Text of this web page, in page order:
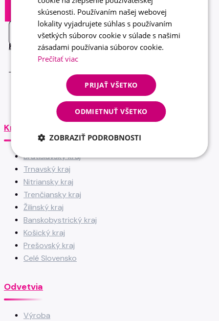
Kontakt
Od založenia v roku 1996 pomáhame spájať tých
správnych ľudí so správnymi firmami.
Kraje
Bratislavský kraj
Trnavský kraj
Nitriansky kraj
Trenčiansky kraj
Žilinský kraj
Banskobystrický kraj
Košický kraj
Prešovský kraj
Celé Slovensko
Odvetvia
Výroba
skúsenosti. Používaním našej webovej
lokality vyjadrujete súhlas s používaním
všetkých súborov cookie v súlade s našimi
zásadami používania súborov cookie.
Prečítať viac
PRIJAŤ VŠETKO
ODMIETNUŤ VŠETKO
ZOBRAZIŤ PODROBNOSTI